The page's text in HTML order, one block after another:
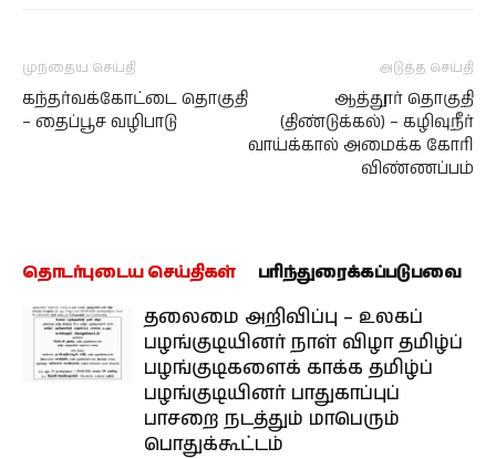
முந்தைய செய்தி
கந்தர்வக்கோட்டை தொகுதி
– தைப்பூச வழிபாடு
அடுத்த செய்தி
ஆத்தூர் தொகுதி
(திண்டுக்கல்) – கழிவுநீர்
வாய்க்கால் அமைக்க கோரி
விண்ணப்பம்
தொடர்புடைய செய்திகள் பரிந்துரைக்கப்படுபவை
தலைமை அறிவிப்பு – உலகப்
பழங்குடியினர் நாள் விழா தமிழ்ப்
பழங்குடிகளைக் காக்க தமிழ்ப்
பழங்குடியினர் பாதுகாப்புப்
பாசறை நடத்தும் மாபெரும்
பொதுக்கூட்டம்